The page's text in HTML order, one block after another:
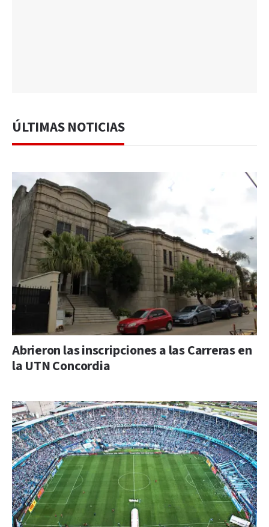
ÚLTIMAS NOTICIAS
Abrieron las inscripciones a las Carreras en
la UTN Concordia